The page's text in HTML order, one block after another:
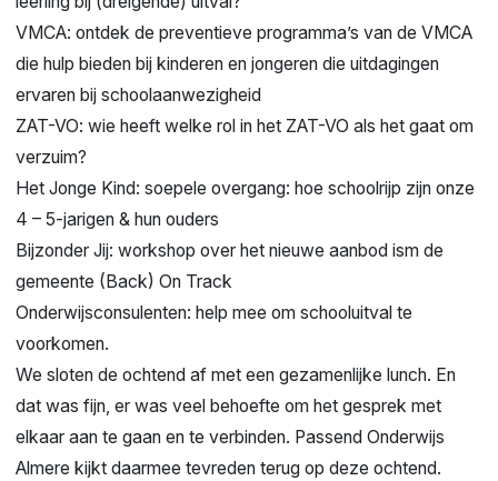
VMCA: ontdek de preventieve programma’s van de VMCA
die hulp bieden bij kinderen en jongeren die uitdagingen
ervaren bij schoolaanwezigheid
ZAT-VO: wie heeft welke rol in het ZAT-VO als het gaat om
verzuim?
Het Jonge Kind: soepele overgang: hoe schoolrijp zijn onze
4 – 5-jarigen & hun ouders
Bijzonder Jij: workshop over het nieuwe aanbod ism de
gemeente (Back) On Track
Onderwijsconsulenten: help mee om schooluitval te
voorkomen.
We sloten de ochtend af met een gezamenlijke lunch. En
dat was fijn, er was veel behoefte om het gesprek met
elkaar aan te gaan en te verbinden. Passend Onderwijs
Almere kijkt daarmee tevreden terug op deze ochtend.